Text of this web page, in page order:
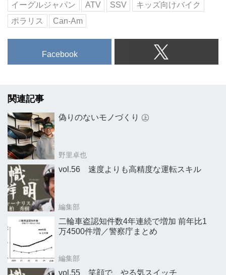
イーグルジャパン
ATV SSV
キッズ向けバイク
ポラリス
Can-Am
Facebook
関連記事
偽りのないモノづくり ㊤
野里卓也
vol.56 速度よりも高精度な運転スキル
編集部
二輪車盗認知件数4年連続で増加 前年比1
万4500件増／警察庁まとめ
編集部
vol.55 笑顔で、やる気スイッチ